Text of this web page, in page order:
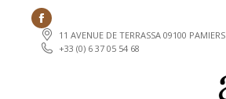
Facebook
page
opens
11 AVENUE DE TERRASSA 09100 PAMIERS
+33 (0) 6 37 05 54 68